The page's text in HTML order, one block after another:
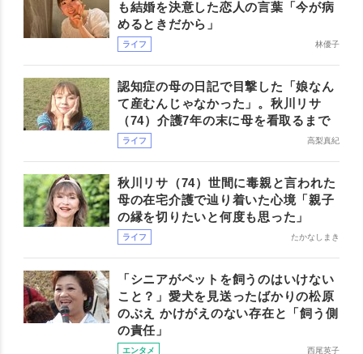
も結婚を決意した恋人の言葉「今が病
めるときだから」
ライフ 林優子
認知症の母の日記で目撃した「娘なん
て産むんじゃなかった」。秋川リサ
（74）介護7年の末に母を看取るまで
ライフ 高梨真紀
秋川リサ（74）世間に毒親と言われた
母の在宅介護で辿り着いた心境「親子
の縁を切りたいと何度も思った」
ライフ たかなしまき
「シニアがペットを飼うのはいけない
こと？」愛犬を見送ったばかりの松原
のぶえ かけがえのない存在と「飼う側
の責任」
エンタメ 西尾英子